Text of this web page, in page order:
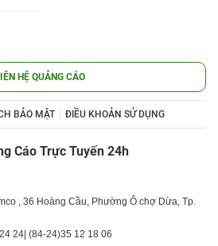
HỆ QUẢNG CÁO
BẢO MẬT ĐIỀU KHOẢN SỬ DỤNG
Cáo Trực Tuyến 24h
, 36 Hoàng Cầu, Phường Ô chợ Dừa, Tp.
24 | (84-24)35 12 18 06